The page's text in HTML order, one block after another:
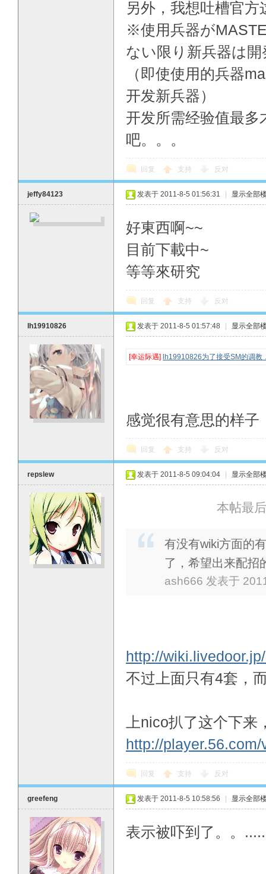
另外，我想吐槽官方
※使用兵器が
ない限り新兵器は
（即使使用的兵器
开发新兵器）
开发所需经验值最
吧。。。
回复 支持 反对
jeffy84123 发表于 2011-8-5 01:56:31 显示全部
好東西啊~~
目前下載中~
等等來研究
回复 支持 反对
lh19910826 发表于 2011-8-5 01:57:48 显示全部
[幸运际遇] lh19910826为了接受SM的调教
感觉很有意思的样子
回复 支持 反对
repslew 发表于 2011-8-5 09:04:04 显示全部
本帖最
有没有wiki方面的
了，希望出来配招
ash666 发表于
http://
不过上面只有4套，
上nico扒了这个下
http://
回复 支持 反对
greefeng 发表于 2011-8-5 10:58:56 显示全部
表示被吓到了。。